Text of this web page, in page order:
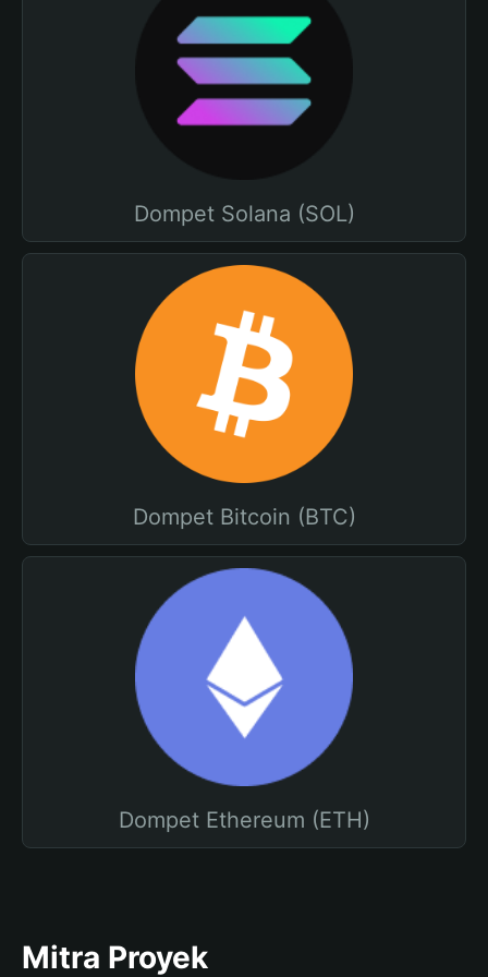
Dompet Solana (SOL)
Dompet Bitcoin (BTC)
Dompet Ethereum (ETH)
Mitra Proyek